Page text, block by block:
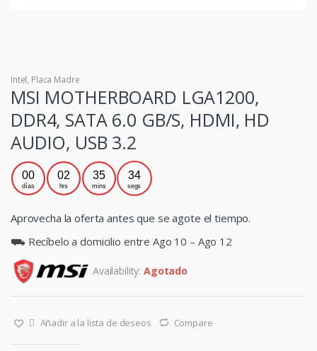
Intel, Placa Madre
MSI MOTHERBOARD LGA1200,
DDR4, SATA 6.0 GB/S, HDMI, HD
AUDIO, USB 3.2
00
días
02
hrs
35
mins
34
segs
Aprovecha la oferta antes que se agote el tiempo.
⛟ Recíbelo a domicilio entre Ago 10 – Ago 12
Availability:Agotado
Añadir a la lista de deseos Compare